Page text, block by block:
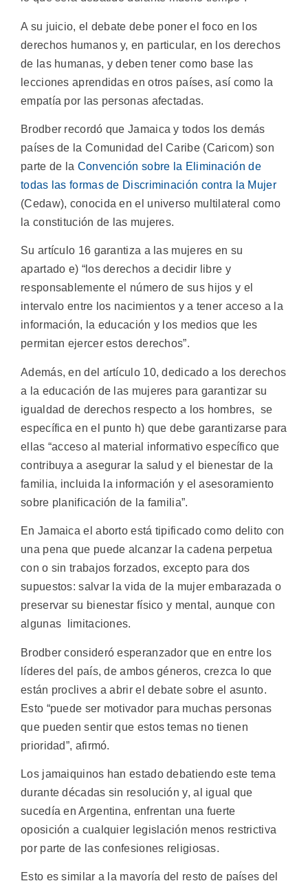
A su juicio, el debate debe poner el foco en los
derechos humanos y, en particular, en los derechos
de las humanas, y deben tener como base las
lecciones aprendidas en otros países, así como la
empatía por las personas afectadas.
Brodber recordó que Jamaica y todos los demás
países de la Comunidad del Caribe (Caricom) son
parte de la Convención sobre la Eliminación de
todas las formas de Discriminación contra la Mujer
(Cedaw), conocida en el universo multilateral como
la constitución de las mujeres.
Su artículo 16 garantiza a las mujeres en su
apartado e) “los derechos a decidir libre y
responsablemente el número de sus hijos y el
intervalo entre los nacimientos y a tener acceso a la
información, la educación y los medios que les
permitan ejercer estos derechos”.
Además, en del artículo 10, dedicado a los derechos
a la educación de las mujeres para garantizar su
igualdad de derechos respecto a los hombres, se
específica en el punto h) que debe garantizarse para
ellas “acceso al material informativo específico que
contribuya a asegurar la salud y el bienestar de la
familia, incluida la información y el asesoramiento
sobre planificación de la familia”.
En Jamaica el aborto está tipificado como delito con
una pena que puede alcanzar la cadena perpetua
con o sin trabajos forzados, excepto para dos
supuestos: salvar la vida de la mujer embarazada o
preservar su bienestar físico y mental, aunque con
algunas limitaciones.
Brodber consideró esperanzador que en entre los
líderes del país, de ambos géneros, crezca lo que
están proclives a abrir el debate sobre el asunto.
Esto “puede ser motivador para muchas personas
que pueden sentir que estos temas no tienen
prioridad”, afirmó.
Los jamaiquinos han estado debatiendo este tema
durante décadas sin resolución y, al igual que
sucedía en Argentina, enfrentan una fuerte
oposición a cualquier legislación menos restrictiva
por parte de las confesiones religiosas.
Esto es similar a la mayoría del resto de países del